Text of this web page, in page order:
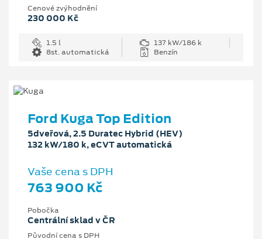
Cenové zvýhodnění
230 000 Kč
1.5 l
137 kW/186 k
8st. automatická
Benzín
Ford Kuga Top Edition
5dveřová, 2.5 Duratec Hybrid (HEV)
132 kW/180 k, eCVT automatická
Vaše cena s DPH
763 900 Kč
Pobočka
Centrální sklad v ČR
Původní cena s DPH